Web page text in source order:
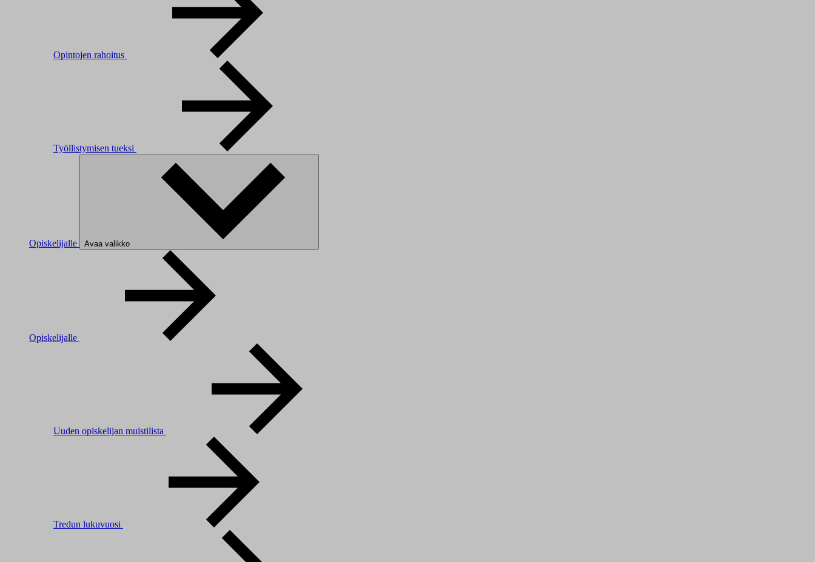
Opintojen rahoitus
Työllistymisen tueksi
Opiskelijalle Avaa valikko
Opiskelijalle
Uuden opiskelijan muistilista
Tredun lukuvuosi